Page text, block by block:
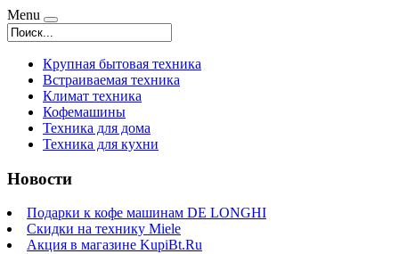
Menu
Крупная бытовая техника
Встраиваемая техника
Климат техника
Кофемашины
Техника для дома
Техника для кухни
Новости
Подарки к кофе машинам DE LONGHI
Скидки на технику Miele
Акция в магазине KupiBt.Ru